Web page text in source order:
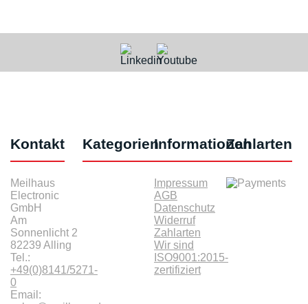
Kontakt
Meilhaus
Electronic
GmbH
Am
Sonnenlicht 2
82239 Alling
Tel.:
+49(0)8141/5271-
0
Email:
KategorienInformationen
Impressum
AGB
Datenschutz
Widerruf
Zahlarten
Wir sind
ISO9001:2015-
zertifiziert
Zahlarten